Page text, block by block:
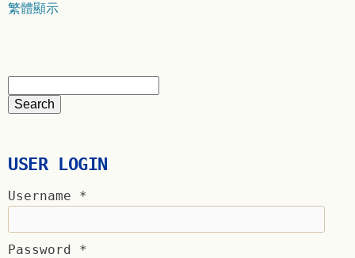
繁體顯示
USER LOGIN
Username *
Password *